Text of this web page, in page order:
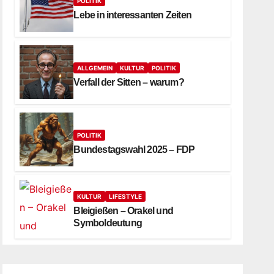
Lebe in interessanten Zeiten
ALLGEMEIN KULTUR POLITIK
Verfall der Sitten – warum?
POLITIK
Bundestagswahl 2025 – FDP
KULTUR LIFESTYLE
Bleigießen – Orakel und
Symboldeutung